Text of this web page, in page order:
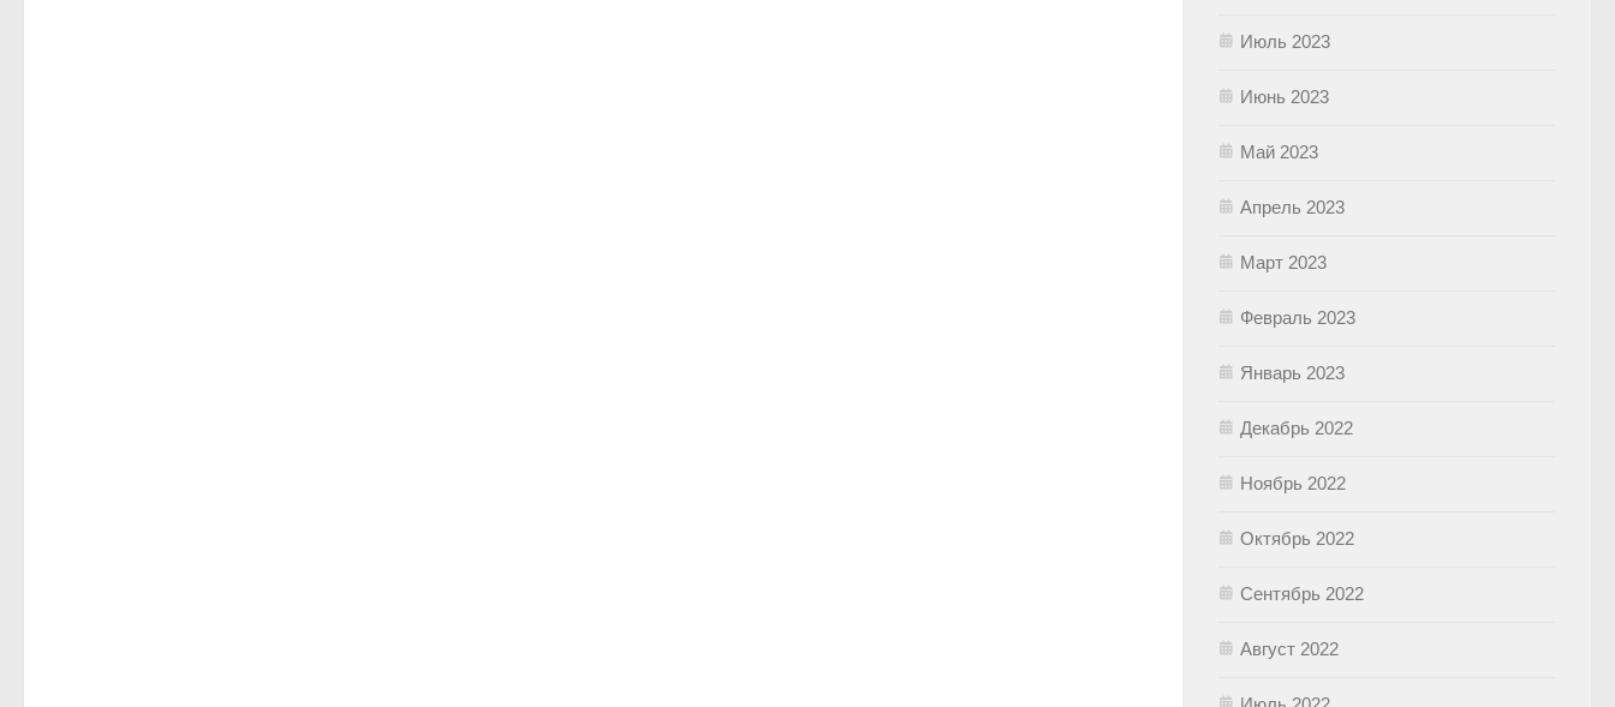
Июль 2023
Июнь 2023
Май 2023
Апрель 2023
Март 2023
Февраль 2023
Январь 2023
Декабрь 2022
Ноябрь 2022
Октябрь 2022
Сентябрь 2022
Август 2022